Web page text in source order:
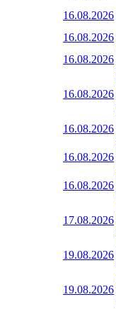
16.08.2026
16.08.2026
16.08.2026
16.08.2026
16.08.2026
16.08.2026
16.08.2026
17.08.2026
19.08.2026
19.08.2026